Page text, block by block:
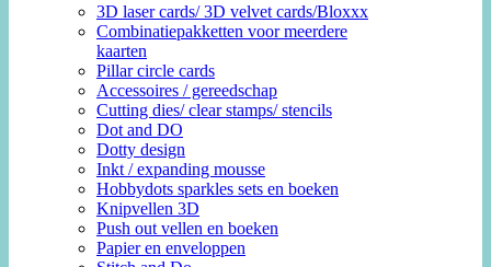
3D laser cards/ 3D velvet cards/Bloxxx
Combinatiepakketten voor meerdere
kaarten
Pillar circle cards
Accessoires / gereedschap
Cutting dies/ clear stamps/ stencils
Dot and DO
Dotty design
Inkt / expanding mousse
Hobbydots sparkles sets en boeken
Knipvellen 3D
Push out vellen en boeken
Papier en enveloppen